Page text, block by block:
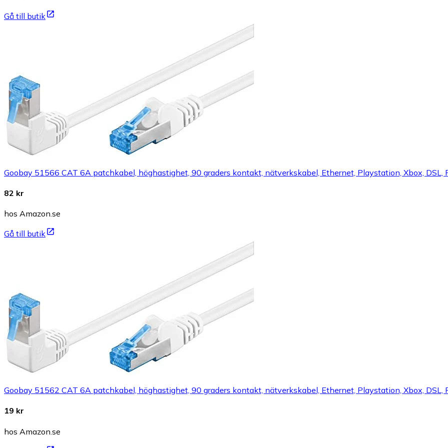
Gå till butik
Goobay 51566 CAT 6A patchkabel, höghastighet, 90 graders kontakt, nätverkskabel, Ethernet, Playstation, Xbox, DSL,
82 kr
hos Amazon.se
Gå till butik
Goobay 51562 CAT 6A patchkabel, höghastighet, 90 graders kontakt, nätverkskabel, Ethernet, Playstation, Xbox, DSL,
19 kr
hos Amazon.se